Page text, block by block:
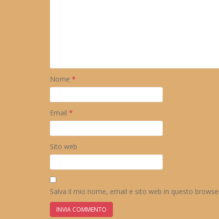
Nome *
Email *
Sito web
Salva il mio nome, email e sito web in questo